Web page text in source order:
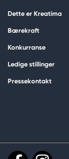
Dette er Kreatima
Bærekraft
Konkurranse
Ledige stillinger
Pressekontakt